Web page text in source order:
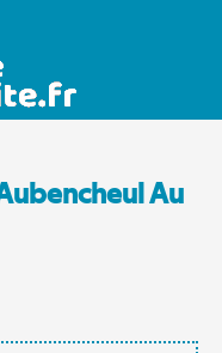
Au